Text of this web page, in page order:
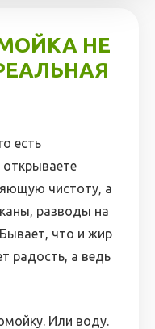
НЕ
есть
чистоту, а
разводы на
что и жир
радость, а ведь
Или воду.